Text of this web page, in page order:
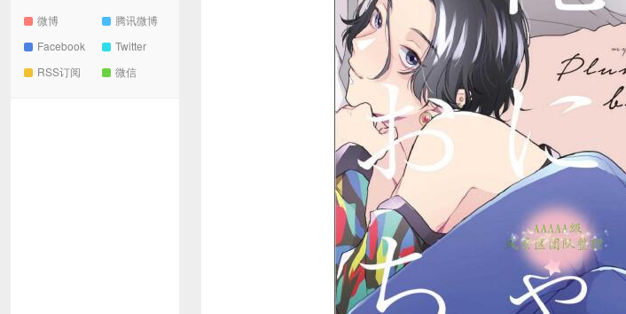
微博
腾讯微博
Facebook
Twitter
RSS订阅
微信